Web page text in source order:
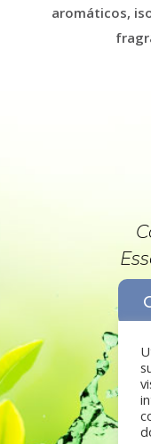
aromáticos,